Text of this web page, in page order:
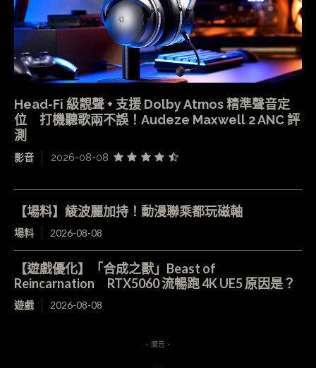
Head-Fi 級靚聲 + 支援 Dolby Atmos 精準聲音定
位 打機聽歌兩不誤！Audeze Maxwell 2 ANC 評
測
影音 2026-08-08
【場料】綾波麗加持！動漫聯乘都玩磁軸
場料 2026-08-08
【遊戲優化】「合成之獸」Beast of
Reincarnation RTX5060 流暢跑 4K UE5 原因是？
遊戲 2026-08-08
- 廣告 -